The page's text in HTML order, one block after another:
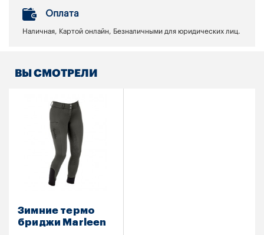
Оплата
Наличная, Картой онлайн, Безналичными для юридических лиц.
ВЫ СМОТРЕЛИ
Зимние термо
бриджи Marleen